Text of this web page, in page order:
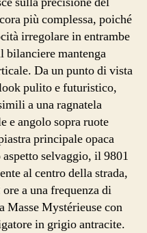
più complessa, poiché
irregolare in entrambe
bilanciere mantenga
Da un punto di vista
pulito e futuristico,
a una ragnatela
e angolo sopra ruote
principale opaca
selvaggio, il 9801
al centro della strada,
a una frequenza di
Masse Mystérieuse con
in grigio antracite.